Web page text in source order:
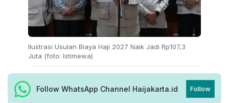
Ilustrasi Usulan Biaya Haji 2027 Naik Jadi Rp107,3
Juta (foto: Istimewa)
Follow WhatsApp Channel Haijakarta.id Follow